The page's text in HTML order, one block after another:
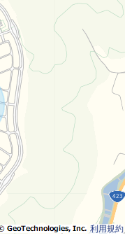
利用規約